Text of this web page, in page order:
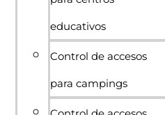
educativos
Control de accesos
para campings